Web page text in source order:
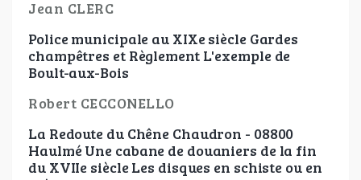
Jean CLERC
Police municipale au XIXe siècle Gardes
champêtres et Règlement L'exemple de
Boult-aux-Bois
Robert CECCONELLO
La Redoute du Chêne Chaudron - 08800
Haulmé Une cabane de douaniers de la fin
du XVIIe siècle Les disques en schiste ou en